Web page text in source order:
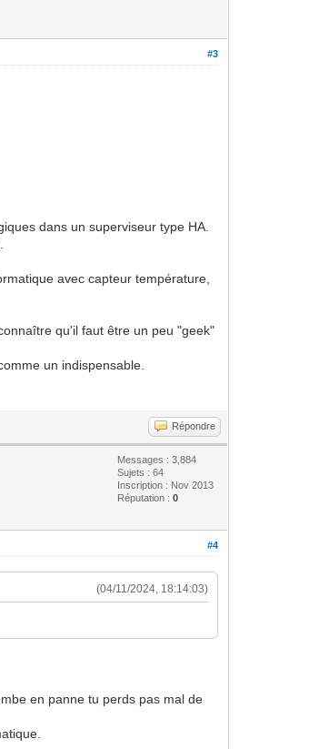
#3
dans un superviseur type HA.
avec capteur température,
qu'il faut être un peu "geek"
un indispensable.
Répondre
Messages : 3,884
Sujets : 64
Inscription : Nov 2013
Réputation :0
#4
(04/11/2024, 18:14:03)
en panne tu perds pas mal de